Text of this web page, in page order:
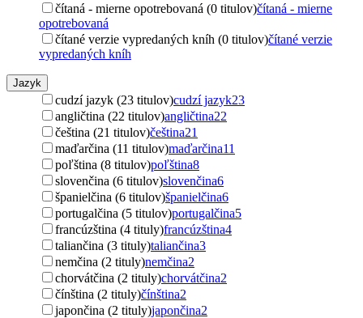
čítaná - mierne opotrebovaná (0 titulov)čítaná - mierne
opotrebovaná
čítané verzie vypredaných kníh (0 titulov)čítané verzie
vypredaných kníh
Jazyk
cudzí jazyk (23 titulov)cudzí jazyk23
angličtina (22 titulov)angličtina22
čeština (21 titulov)čeština21
maďarčina (11 titulov)maďarčina11
poľština (8 titulov)poľština8
slovenčina (6 titulov)slovenčina6
španielčina (6 titulov)španielčina6
portugalčina (5 titulov)portugalčina5
francúzština (4 tituly)francúzština4
taliančina (3 tituly)taliančina3
nemčina (2 tituly)nemčina2
chorvátčina (2 tituly)chorvátčina2
čínština (2 tituly)čínština2
japončina (2 tituly)japončina2